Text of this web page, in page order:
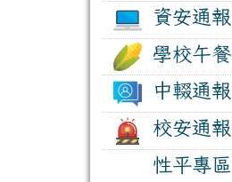
資安通報
學校午餐
中輟通報
校安通報
性平專區